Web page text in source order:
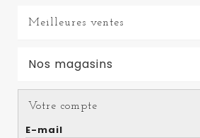
Meilleures ventes
Nos magasins
Votre compte
E-mail